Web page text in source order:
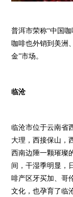
普洱市荣称“中国
咖啡也外销到美洲
金”市场。
临沧
临沧市位于云南省
大理，西接保山，
西南边陲一颗璀璨
间，干湿季明显，
啡产区牙买加、哥
文化，也孕育了临